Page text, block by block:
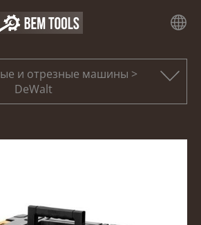
и отрезные машины >
DeWalt